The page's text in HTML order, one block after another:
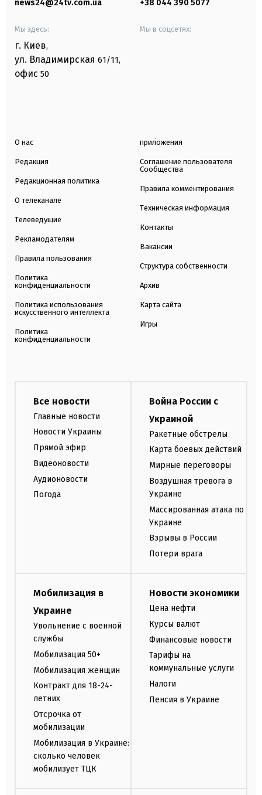
news24@24tv.com.ua +38 044 390 5077
Мы здесь:
г. Киев,
ул. Владимирская 61/11,
офис 50
Мы в соцсетях:
О нас
Редакция
Редакционная политика
О телеканале
Телеведущие
Рекламодателям
Правила пользования
Политика
конфиденциальности
Политика использования
искусственного интеллекта
Политика
конфиденциальности
приложения
Соглашение пользователя
Сообщества
Правила комментирования
Техническая информация
Контакты
Вакансии
Структура собственности
Архив
Карта сайта
Игры
Все новости
Главные новости
Новости Украины
Прямой эфир
Видеоновости
Аудионовости
Погода
Война России с
Украиной
Ракетные обстрелы
Карта боевых действий
Мирные переговоры
Воздушная тревога в
Украине
Массированная атака по
Украине
Взрывы в России
Потери врага
Мобилизация в
Украине
Увольнение с военной
службы
Мобилизация 50+
Мобилизация женщин
Контракт для 18-24-
летних
Отсрочка от
мобилизации
Мобилизация в Украине:
сколько человек
мобилизует ТЦК
Новости экономики
Цена нефти
Курсы валют
Финансовые новости
Тарифы на
коммунальные услуги
Налоги
Пенсия в Украине